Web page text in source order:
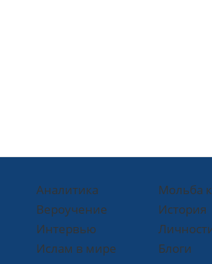
Аналитика
Вероучение
Интервью
Ислам в мире
Мольба
История
Блоги